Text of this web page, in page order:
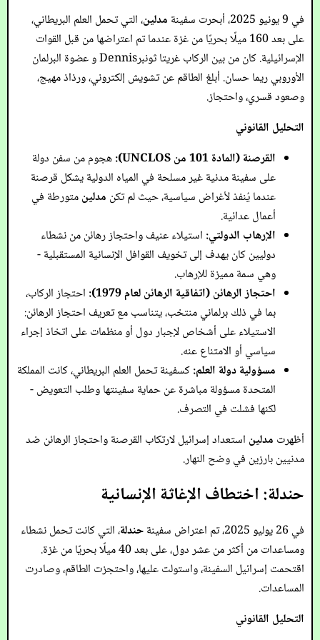
في 9 يونيو 2025، أبحرت سفينة مدلين، التي تحمل العلم البريطاني،
على بعد 160 ميلًا بحريًا من غزة عندما تم اعتراضها من قبل القوات
الإسرائيلية. كان من بين الركاب غريتا ثونبرDennis و عضوة البرلمان
الأوروبي ريما حسان. أبلغ الطاقم عن تشويش إلكتروني، ورذاذ مهيج،
وصعود قسري، واحتجاز.
التحليل القانوني
القرصنة (المادة 101 من UNCLOS):
هجوم من سفن دولة
على سفينة مدنية غير مسلحة في المياه الدولية يشكل قرصنة
عندما يُنفذ لأغراض سياسية، حيث لم تكن مدلينمتورطة في
أعمال عدائية.
الإرهاب الدولتي: استيلاء عنيف واحتجاز رهائن من نشطاء
دوليين كان يهدف إلى تخويف القوافل الإنسانية المستقبلية -
وهي سمة مميزة للإرهاب.
احتجاز الرهائن (اتفاقية الرهائن لعام 1979):
احتجاز الركاب،
بما في ذلك برلماني منتخب، يتناسب مع تعريف احتجاز الرهائن:
الاستيلاء على أشخاص لإجبار دول أو منظمات على اتخاذ إجراء
سياسي أو الامتناع عنه.
مسؤولية دولة العلم:كسفينة تحمل العلم البريطاني، كانت المملكة
المتحدة مسؤولة مباشرة عن حماية سفينتها وطلب التعويض -
لكنها فشلت في التصرف.
أظهرت مدلين استعداد إسرائيل لارتكاب القرصنة واحتجاز الرهائن ضد
مدنيين بارزين في وضح النهار.
حندلة: اختطاف الإغاثة الإنسانية
في 26 يوليو 2025، تم اعتراض سفينة حندلة، التي كانت تحمل نشطاء
ومساعدات من أكثر من عشر دول، على بعد 40 ميلًا بحريًا من غزة.
اقتحمت إسرائيل السفينة، واستولت عليها، واحتجزت الطاقم، وصادرت
المساعدات.
التحليل القانوني